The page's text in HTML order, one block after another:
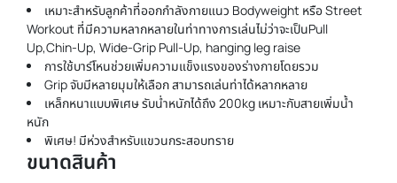
เหมาะสำหรับลูกค้าที่ออกกำลังกายแนว Bodyweight หรือ Street
Workout ที่มีความหลากหลายในท่าทางการเล่นไม่ว่าจะเป็นPull
Up,Chin-Up, Wide-Grip Pull-Up, hanging leg raise
การใช้บาร์โหนช่วยเพิ่มความแข็งแรงของร่างกายโดยรวม
Grip จับมีหลายมุมให้เลือก สามารถเล่นท่าได้หลากหลาย
เหล็กหนาแบบพิเศษ รับน่ำหนักได้ถึง 200kg เหมาะกับสายเพิ่มน้ำ
หนัก
พิเศษ! มีห่วงสำหรับแขวนกระสอบทราย
ขนาดสินค้า